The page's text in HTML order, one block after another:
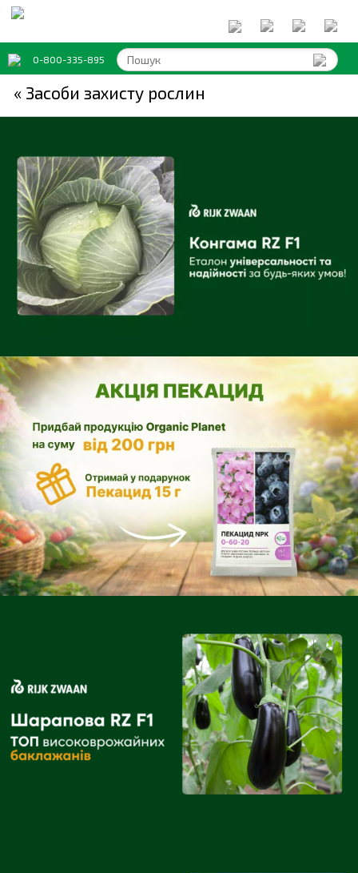
0-800-335-895
« Засоби захисту рослин